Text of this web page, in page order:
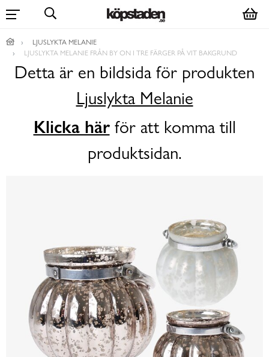
LJUSLYKTA MELANIE
LJUSLYKTA MELANIE FRÅN BY ON I TRE FÄRGER PÅ VIT BAKGRUND
Detta är en bildsida för produkten
Ljuslykta Melanie
Klicka härför att komma till
produktsidan.